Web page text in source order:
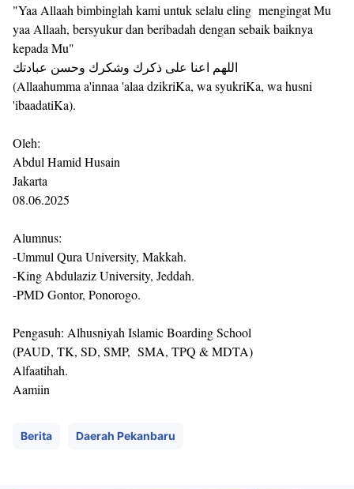
"Yaa Allaah bimbinglah kami untuk selalu eling mengingat Mu
yaa Allaah, bersyukur dan beribadah dengan sebaik baiknya
kepada Mu"
(Allaahumma a'innaa 'alaa dzikriKa, wa syukriKa, wa husni
'ibaadatiKa).
Oleh:
Abdul Hamid Husain
Jakarta
08.06.2025
Alumnus:
-Ummul Qura University, Makkah.
-King Abdulaziz University, Jeddah.
-PMD Gontor, Ponorogo.
Pengasuh: Alhusniyah Islamic Boarding School
(PAUD, TK, SD, SMP, SMA, TPQ & MDTA)
Alfaatihah.
Aamiin
Berita Daerah Pekanbaru